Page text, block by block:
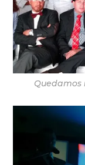
Quedamos